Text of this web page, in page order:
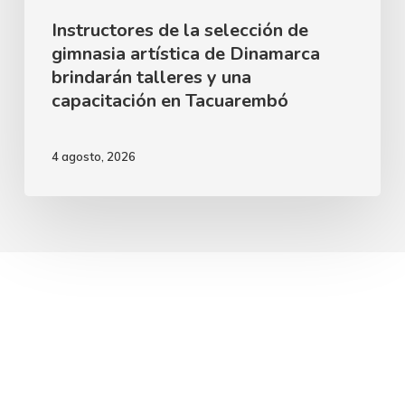
talleres
capacitación
Tacuarembó
Instructores de la selección de
gimnasia artística de Dinamarca
brindarán talleres y una
capacitación en Tacuarembó
4 agosto, 2026